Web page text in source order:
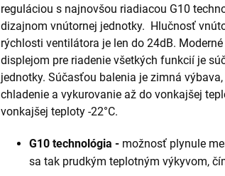
reguláciou s najnovšou riadiacou G10
dizajnom vnútornej jednotky. Hlučnosť
rýchlosti ventilátora je len do 24dB.
displejom pre riadenie všetkých funkcií je
jednotky. Súčasťou balenia je zimná
chladenie a vykurovanie až do vonkajšej
vonkajšej teploty -22°C.
G10 technológia - možnosť plynule
sa tak prudkým teplotným výkyvom,